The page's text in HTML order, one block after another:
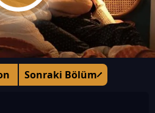
Sonraki Bölüm